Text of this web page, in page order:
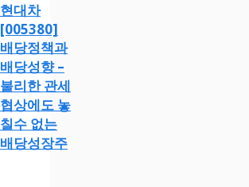
현대차
[005380]
배당정책과
배당성향 –
불리한 관세
협상에도 놓
칠수 없는
배당성장주